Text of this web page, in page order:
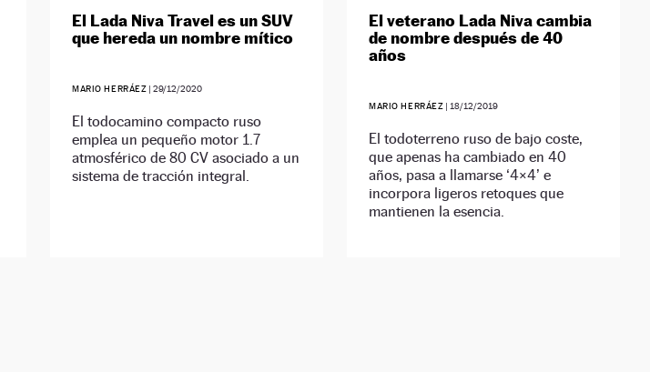
El Lada Niva Travel es un SUV
que hereda un nombre mítico
MARIO HERRÁEZ |29/12/2020
El todocamino compacto ruso
emplea un pequeño motor 1.7
atmosférico de 80 CV asociado a un
sistema de tracción integral.
El veterano Lada Niva cambia
de nombre después de 40
años
MARIO HERRÁEZ | 18/12/2019
El todoterreno ruso de bajo coste,
que apenas ha cambiado en 40
años, pasa a llamarse ‘4×4’ e
incorpora ligeros retoques que
mantienen la esencia.